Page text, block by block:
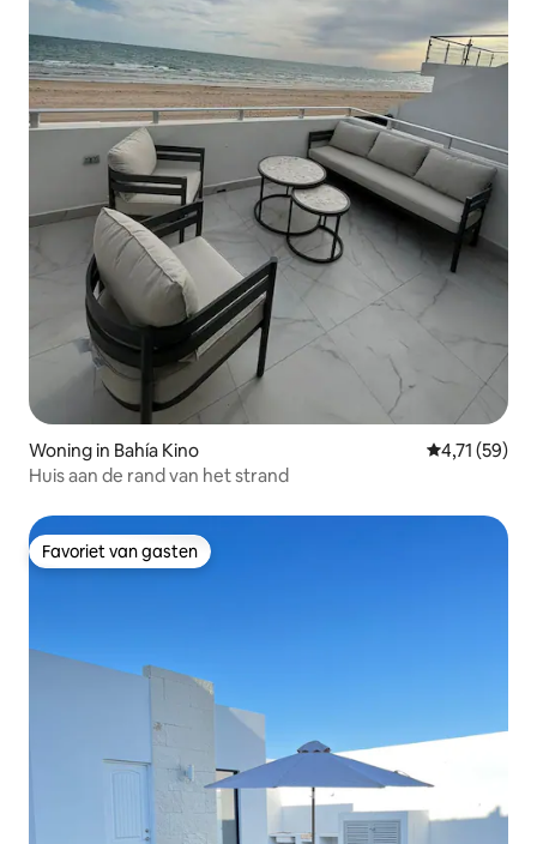
Woning in Bahía Kino Gemiddelde
4,71 (59)
Huis aan de rand van het strand
Favoriet van gasten
Favoriet van gasten